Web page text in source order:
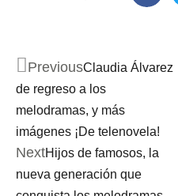
PreviousClaudia Álvarez
de regreso a los
melodramas, y más
imágenes ¡De telenovela!
NextHijos de famosos, la
nueva generación que